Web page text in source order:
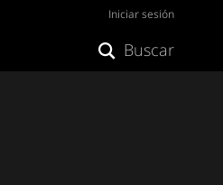
Iniciar sesión
Buscar